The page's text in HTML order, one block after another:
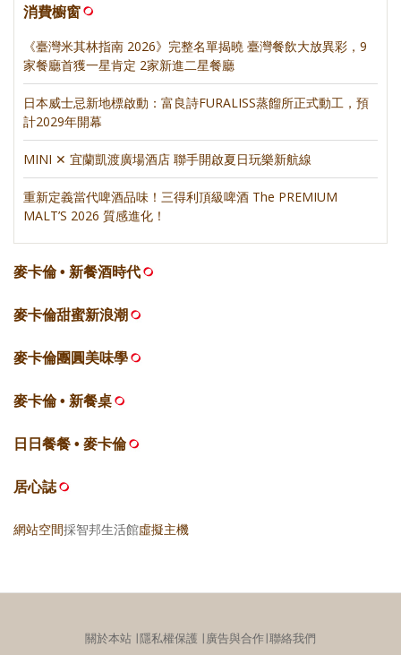
消費櫥窗
《臺灣米其林指南 2026》完整名單揭曉 臺灣餐飲大放異彩，9
家餐廳首獲一星肯定 2家新進二星餐廳
日本威士忌新地標啟動：富良詩FURALISS蒸餾所正式動工，預
計2029年開幕
MINI ✕ 宜蘭凱渡廣場酒店 聯手開啟夏日玩樂新航線
重新定義當代啤酒品味！三得利頂級啤酒 The PREMIUM
MALT’S 2026 質感進化！
麥卡倫 • 新餐酒時代
麥卡倫甜蜜新浪潮
麥卡倫團圓美味學
麥卡倫 • 新餐桌
日日餐餐 • 麥卡倫
居心誌
網站空間採智邦生活館虛擬主機
關於本站 ∣隱私權保護 ∣廣告與合作∣聯絡我們